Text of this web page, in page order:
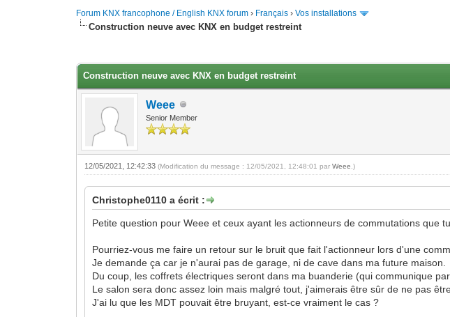
Forum KNX francophone / English KNX forum › Français ›Vos installations
Construction neuve avec KNX en budget restreint
Construction neuve avec KNX en budget restreint
Weee
Senior Member
12/05/2021, 12:42:33(Modification du message : 12/05/2021, 12:48:01 parWeee .)
Christophe0110 a écrit :
Petite question pour Weee et ceux ayant les actionneurs de commutations que
Pourriez-vous me faire un retour sur le bruit que fait l'actionneur lors d'une
Je demande ça car je n'aurai pas de garage, ni de cave dans ma future maison.
Du coup, les coffrets électriques seront dans ma buanderie (qui communique
Le salon sera donc assez loin mais malgré tout, j'aimerais être sûr de ne pas
J'ai lu que les MDT pouvait être bruyant, est-ce vraiment le cas ?